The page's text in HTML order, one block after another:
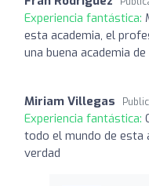
Experiencia fantástica:
esta academia, el
una buena academia
Miriam Villegas
Experiencia fantástica:
todo el mundo de esta
verdad